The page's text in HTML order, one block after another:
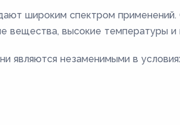
широким спектром
вещества, высокие температуры и
являются незаменимыми в